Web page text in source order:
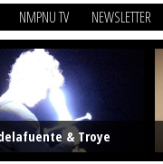
NMPNU TV NEWSLETTER
& Troye